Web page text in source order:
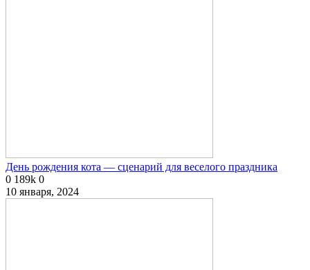
День рождения кота — сценарий для веселого праздника
0 189k 0
10 января, 2024